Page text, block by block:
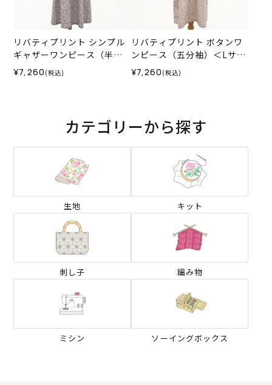
リバティプリント シンプル
ギャザーワンピース（半
袖）＜Mサイズ＞02A
¥7,260 (税込)
リバティプリント ボタンワ
ンピース（五分袖）＜Lサイ
ズ＞01E
¥7,260 (税込)
カテゴリーから探す
生地 キット
刺し子 編み物
ミシン ソーイングボックス